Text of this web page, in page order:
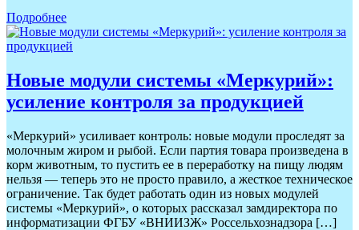
Подробнее
Новые модули системы «Меркурий»:
усиление контроля за продукцией
«Меркурий» усиливает контроль: новые модули проследят за
молочным жиром и рыбой. Если партия товара произведена в
корм животным, то пустить ее в переработку на пищу людям
нельзя — теперь это не просто правило, а жесткое техническое
ограничение. Так будет работать один из новых модулей
системы «Меркурий», о которых рассказал замдиректора по
информатизации ФГБУ «ВНИИЗЖ» Россельхознадзора […]